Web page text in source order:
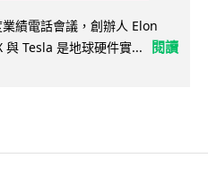
績電話會議，創辦人 Elon
Tesla 是地球硬件實...
閱讀